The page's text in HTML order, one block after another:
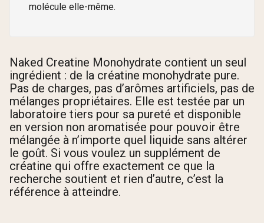
molécule elle-même.
Naked Creatine Monohydrate contient un seul
ingrédient : de la créatine monohydrate pure.
Pas de charges, pas d’arômes artificiels, pas de
mélanges propriétaires. Elle est testée par un
laboratoire tiers pour sa pureté et disponible
en version non aromatisée pour pouvoir être
mélangée à n’importe quel liquide sans altérer
le goût. Si vous voulez un supplément de
créatine qui offre exactement ce que la
recherche soutient et rien d’autre, c’est la
référence à atteindre.